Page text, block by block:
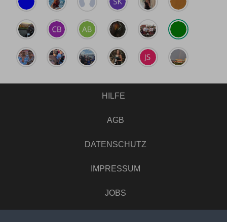
HILFE
AGB
DATENSCHUTZ
IMPRESSUM
JOBS